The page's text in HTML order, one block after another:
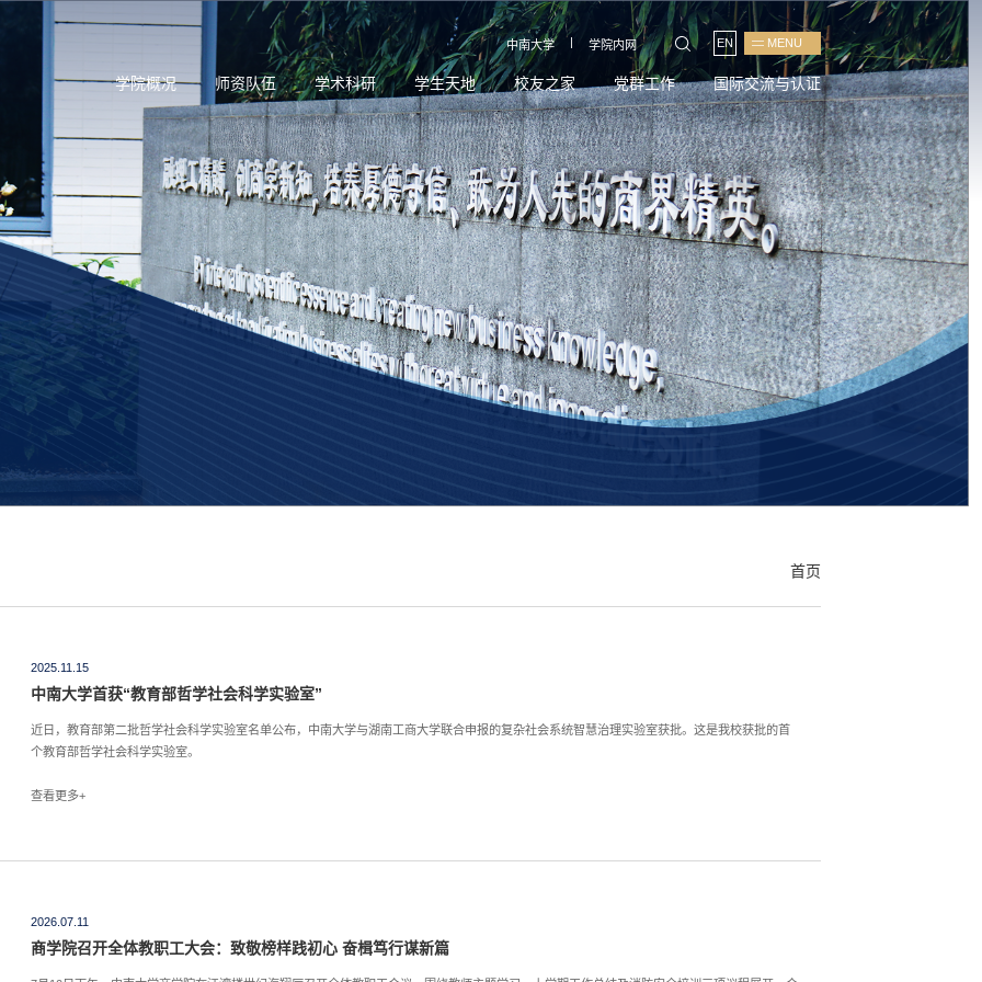
中南大学 | 学院内网 EN MENU
学院概况 师资队伍 学术科研 学生天地 校友之家 党群工作 国际交流与认证
首页
2025.11.15
中南大学首获“教育部哲学社会科学实验室”
近日，教育部第二批哲学社会科学实验室名单公布，中南大学与湖南工商大学联合申报的复杂社会系统智慧治理实验室获批。这是我校获批的首
个教育部哲学社会科学实验室。
查看更多+
2026.07.11
商学院召开全体教职工大会：致敬榜样践初心 奋楫笃行谋新篇